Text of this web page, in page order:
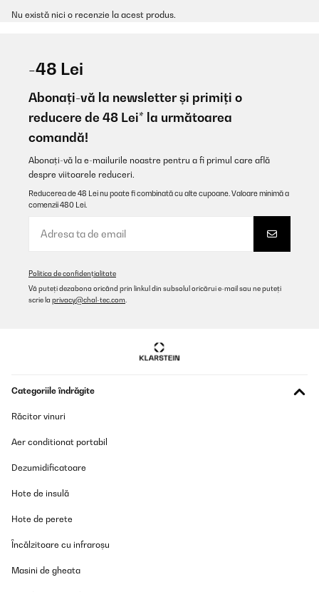
Nu există nici o recenzie la acest produs.
-48 Lei
Abonați-vă la newsletter și primiți o
reducere de 48 Lei* la următoarea
comandă!
Abonați-vă la e-mailurile noastre pentru a fi primul care află
despre viitoarele reduceri.
Reducerea de 48 Lei nu poate fi combinată cu alte cupoane. Valoare minimă a
comenzii 480 Lei.
Politica de confidențialitate
Vă puteți dezabona oricând prin linkul din subsolul oricărui e-mail sau ne puteți
scrie la privacy@chal-tec.com
Categoriile îndrăgite
Răcitor vinuri
Aer conditionat portabil
Dezumidificatoare
Hote de insulă
Hote de perete
Încălzitoare cu infraroșu
Masini de gheata